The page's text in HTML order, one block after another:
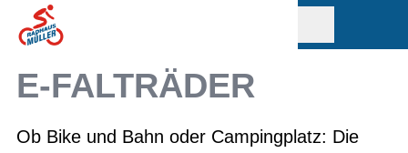
E-FALTRÄDER
Ob Bike und Bahn oder Campingplatz: Die